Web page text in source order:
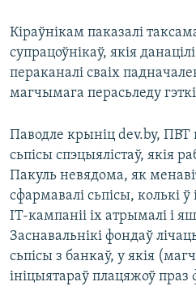
Кіраўнікам паказалі
супрацоўнікаў, якія
пераканалі сваіх
магчымага перасьледу
Паводле крыніц dev.by, ПВТ
сьпісы спэцыялістаў, якія
Пакуль невядома, як
сфармавалі сьпісы, колькі
ІТ-кампаніі іх атрымалі і
Заснавальнікі фондаў
сьпісы з банкаў, у якія
ініцыятараў плацяжоў праз